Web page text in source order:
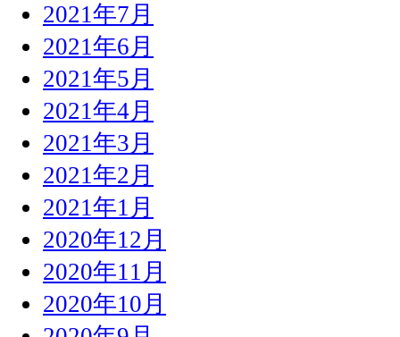
2021年7月
2021年6月
2021年5月
2021年4月
2021年3月
2021年2月
2021年1月
2020年12月
2020年11月
2020年10月